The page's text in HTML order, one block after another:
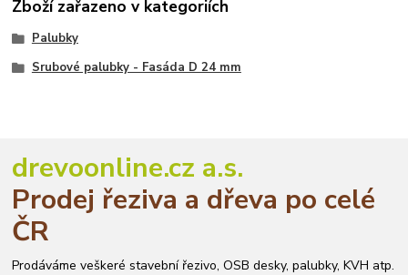
Zboží zařazeno v kategoriích
Palubky
Srubové palubky - Fasáda D 24 mm
drevoonline.cz a.s.
Prodej řeziva a dřeva po celé
ČR
Prodáváme veškeré stavební řezivo, OSB desky, palubky, KVH atp.